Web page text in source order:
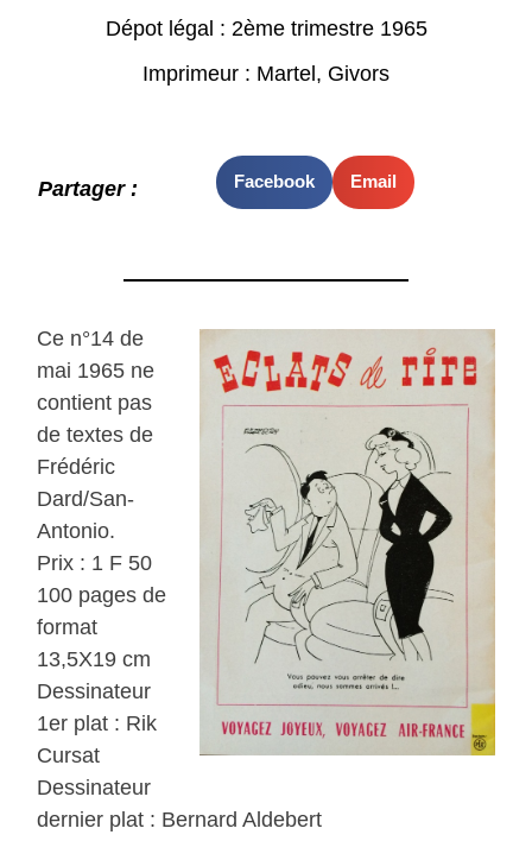
Dépot légal : 2ème trimestre 1965
Imprimeur : Martel, Givors
Partager : Facebook Email
Ce n°14 de
mai 1965 ne
contient pas
de textes de
Frédéric
Dard/San-
Antonio.
Prix : 1 F 50
100 pages de
format
13,5X19 cm
Dessinateur
1er plat : Rik
Cursat
Dessinateur
dernier plat : Bernard Aldebert